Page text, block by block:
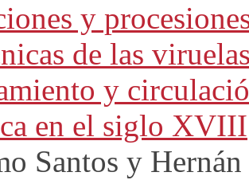
y
de las
y
en el siglo XVIII
Santos y Hernán